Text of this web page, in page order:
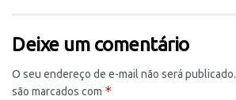
Deixe um comentário
O seu endereço de e-mail não será publicado.
são marcados com *